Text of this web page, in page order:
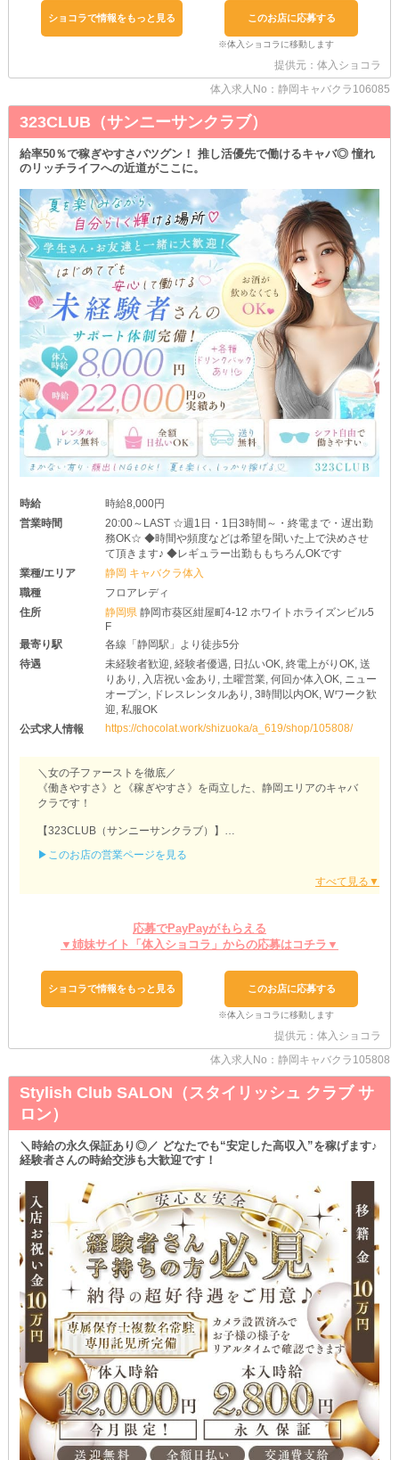
▼△▼子育てとお仕事の両立をサポート▼△▼
【モーレ】は、頑張るママさん応援店です◎
託児所にかかる費用を補助しています。
何かとかかる家計の負担を少しでも減らせれば嬉しいです♪
そのほか、困っていることや不安なことがあればいつでもご相談
少しでも興味があれば、ぜひお問い合わせください。
1人だと心細い方はお友達と一緒のご応募でも大丈夫です。
あなたからのご連絡を心よりお待ちしています！
ショコラで情報をもっと見る このお店に応募する
提供元：体入ショコラ
体入求人No：静岡キャバクラ106085
323CLUB（サンニーサンクラブ）
給率50％で稼ぎやすさバツグン！ 推し活優先で働けるキャバ◎ 憧れ
のリッチライフへの近道がここに。
時給
時給8,000円
営業時間
20:00～LAST ☆週1日・1日3時間～・終電まで・遅出勤
務OK☆ ◆時間や頻度などは希望を聞いた上で決めさせ
て頂きます♪ ◆レギュラー出勤ももちろんOKです
業種/エリア
静岡 キャバクラ体入
職種
フロアレディ
住所
静岡県静岡市葵区紺屋町4-12 ホワイトホライズンビル5
F
最寄り駅
各線「静岡駅」より徒歩5分
待遇
未経験者歓迎, 経験者優遇, 日払いOK, 終電上がりOK, 送
りあり, 入店祝い金あり, 土曜営業, 何回か体入OK, ニュー
オープン, ドレスレンタルあり, 3時間以内OK, Wワーク歓
迎, 私服OK
公式求人情報
https://chocolat.work/shizuoka/a_619/shop/105808/
＼女の子ファーストを徹底／
《働きやすさ》と《稼ぎやすさ》を両立した、静岡エリアのキャバ
クラです！
【323CLUB（サンニーサンクラブ）】
●どなたでも輝ける●
また、他店から移籍を考えている子には優遇あり！
せください☆
●働きやすさバツグン●
ノルマを始めとした面倒な決まりはありません◎
ソフトドリンクがあるから、お酒が苦手でも大丈夫です！
女の子一人ひとりに耳を傾けて、要望をお店に反映します♪
出勤するごとに居心地が良くなっていく環境をお約束！
●私物の管理がラクチン●
当店は個人ロッカーを完備！
学校や会社終わりなど、荷物が多いときでも安心です◎
たくさんのお問い合わせをお待ちしています！
▶このお店の営業ページを見る
応募でPayPayがもらえる
▼姉妹サイト「体入ショコラ」からの応募はコチラ▼
ショコラで情報をもっと見る このお店に応募する
提供元：体入ショコラ
体入求人No：静岡キャバクラ105808
Stylish Club SALON（スタイリッシュ クラブ サ
ロン）
＼時給の永久保証あり◎／ どなたでも“安定した高収入”を稼げます♪
経験者さんの時給交渉も大歓迎です！